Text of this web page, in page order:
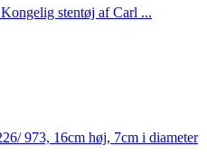
stentøj af Carl ...
973, 16cm høj, 7cm i diameter